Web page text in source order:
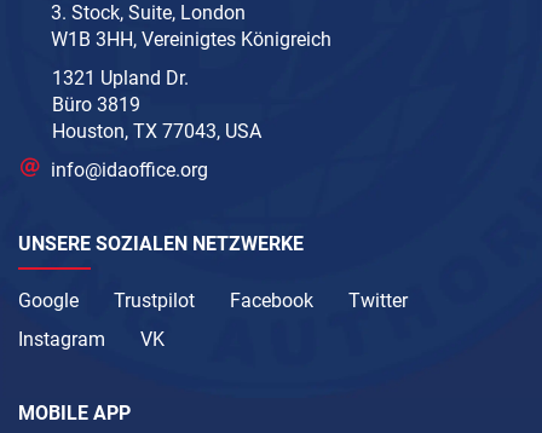
3. Stock, Suite, London
W1B 3HH, Vereinigtes Königreich
1321 Upland Dr.
Büro 3819
Houston, TX 77043, USA
info@idaoffice.org
UNSERE SOZIALEN NETZWERKE
Google Trustpilot Facebook
Twitter
Instagram
VK
MOBILE APP